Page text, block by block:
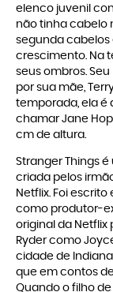
elenco juvenil
não tinha cabelo
segunda cabelos
crescimento. Na
seus ombros.
por sua mãe,
temporada, ela é
chamar Jane
cm de altura.
Stranger Things
criada pelos
Netflix. Foi
como produtor-
original da Netflix
Ryder como
cidade de
que em contos
Quando o filho de